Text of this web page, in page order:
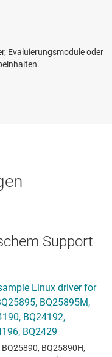
Evaluierungsmodule oder
Support